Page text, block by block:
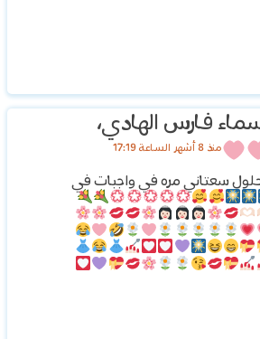
فارس الهادي،
منذ 8 أشهر الساعة 17:19
سعتاني مره في واجبات في